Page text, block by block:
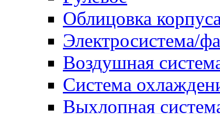
Облицовка
Электросистема/
Воздушная
Система
Выхлопная